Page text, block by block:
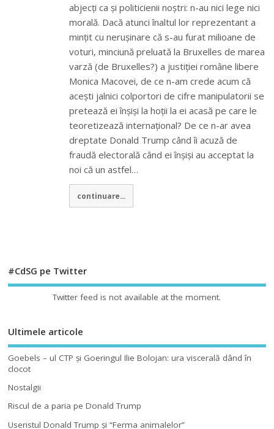
abjecți ca și politicienii noștri: n-au nici lege nici
morală. Dacă atunci înaltul lor reprezentant a
mințit cu nerușinare că s-au furat milioane de
voturi, minciună preluată la Bruxelles de marea
varză (de Bruxelles?) a justiției române libere
Monica Macovei, de ce n-am crede acum că
acești jalnici colportori de cifre manipulatorii se
pretează ei înșiși la hoții la ei acasă pe care le
teoretizează internațional? De ce n-ar avea
dreptate Donald Trump când îi acuză de
fraudă electorală când ei înșiși au acceptat la
noi că un astfel…
continuare...
#CdSG pe Twitter
Twitter feed is not available at the moment.
Ultimele articole
Goebels – ul CTP şi Goeringul Ilie Bolojan: ura viscerală dând în
clocot
Nostalgii
Riscul de a paria pe Donald Trump
Useristul Donald Trump şi “Ferma animalelor”